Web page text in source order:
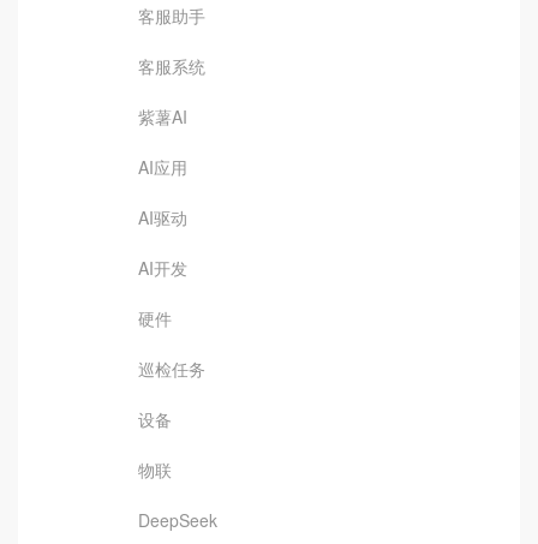
客服助手
客服系统
紫薯AI
AI应用
AI驱动
AI开发
硬件
巡检任务
设备
物联
DeepSeek